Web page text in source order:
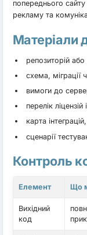
попереднього
рекламу та
Матеріали
репозиторій або
схема, міграції
вимоги до
перелік
карта
сценарії
Контроль
Елемент Що
Вихідний
код